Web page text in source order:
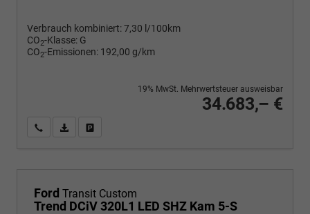
Verbrauch kombiniert:7,30 l/100km
CO2-Klasse: G
CO2-Emissionen: 192,00 g/km
34.683,– €
19% MwSt. Mehrwertsteuer ausweisbar
Wir rufen Sie anPDF-Fahrzeugexposé drucken
Ford Transit Custom
Trend DCiV 320L1 LED SHZ Kam 5-S